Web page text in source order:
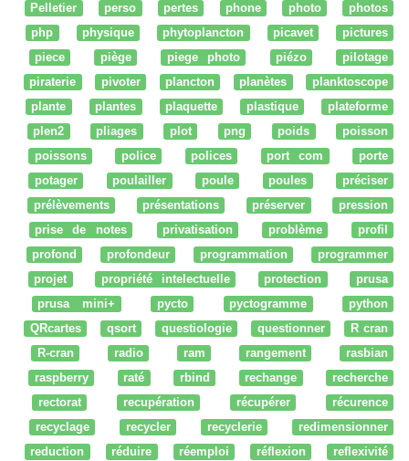
Pelletier
perso pertes phone photo
photos
php
physique phytoplancton picavet
pictures
piece
piège piege photo piézo
pilotage
piraterie
pivoter plancton planètes
planktoscope
plante
plantes plaquette plastique
plateforme
plen2
pliages plot png poids
poisson
poissons
police polices port com
porte
potager
poulailler poule poules
préciser
prélèvements
présentations préserver
pression
prise de notes
privatisation problème
profil
profond
profondeur programmation
programmer
projet
propriété intelectuelle protection
prusa
prusa mini+
pycto pyctogramme
python
QRcartes
qsort questiologie questionner
R cran
R-cran
radio ram rangement
rasbian
raspberry
raté rbind rechange
recherche
rectorat
recupération récupérer
récurence
recyclage
recycler recyclerie
redimensionner
reduction
réduire réemploi réflexion
reflexivité